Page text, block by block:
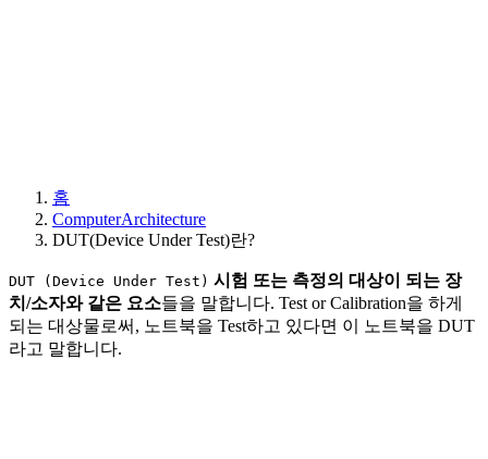
홈
ComputerArchitecture
DUT(Device Under Test)란?
DUT (Device Under Test) 시험 또는 측정의 대상이 되는 장
치/소자와 같은 요소들을 말합니다. Test or Calibration을 하게
되는 대상물로써, 노트북을 Test하고 있다면 이 노트북을 DUT
라고 말합니다.